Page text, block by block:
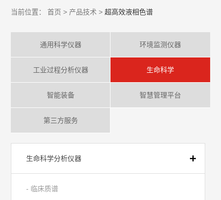
当前位置： 首页 > 产品技术 > 超高效液相色谱
通用科学仪器 环境监测仪器
工业过程分析仪器 生命科学
智能装备 智慧管理平台
第三方服务
生命科学分析仪器
- 临床质谱